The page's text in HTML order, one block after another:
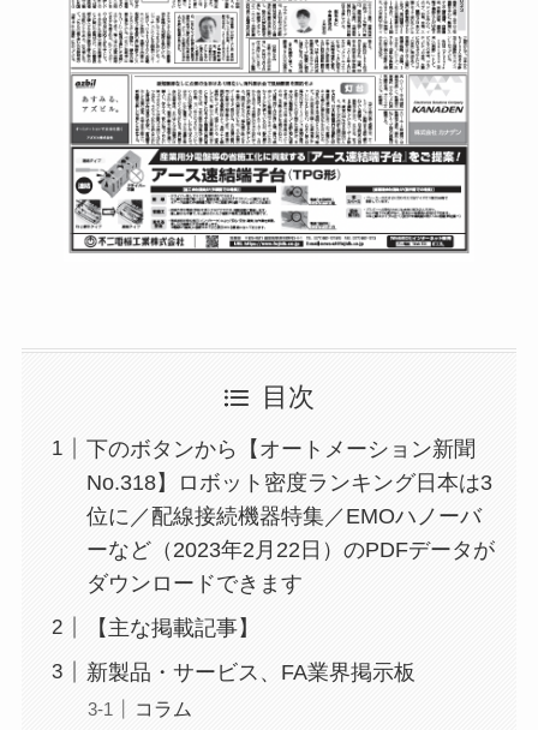
目次
下のボタンから【オートメーション新聞
No.318】ロボット密度ランキング日本は3
位に／配線接続機器特集／EMOハノーバ
ーなど（2023年2月22日）のPDFデータが
ダウンロードできます
【主な掲載記事】
新製品・サービス、FA業界掲示板
コラム